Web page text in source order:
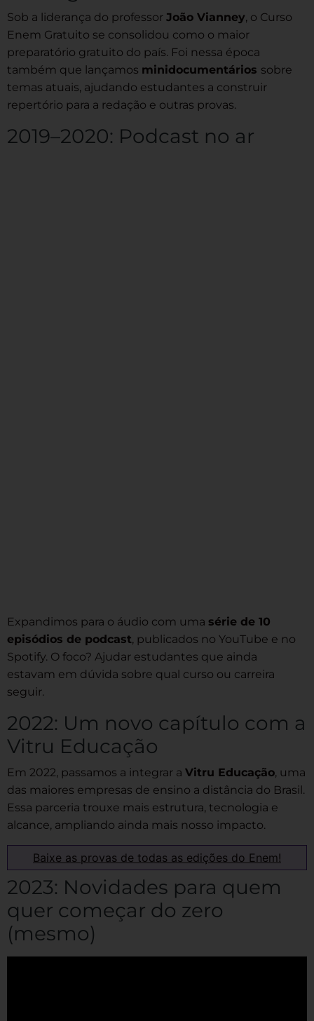
Sob a liderança do professor João Vianney, o Curso
Enem Gratuito se consolidou como o maior
preparatório gratuito do país. Foi nessa época
também que lançamos minidocumentários sobre
temas atuais, ajudando estudantes a construir
repertório para a redação e outras provas.
2019–2020: Podcast no ar
Expandimos para o áudio com uma série de 10
episódios de podcast, publicados no YouTube e no
Spotify. O foco? Ajudar estudantes que ainda
estavam em dúvida sobre qual curso ou carreira
seguir.
2022: Um novo capítulo com a
Vitru Educação
Em 2022, passamos a integrar a Vitru Educação, uma
das maiores empresas de ensino a distância do Brasil.
Essa parceria trouxe mais estrutura, tecnologia e
alcance, ampliando ainda mais nosso impacto.
Baixe as provas de todas as edições do Enem!
2023: Novidades para quem
quer começar do zero
(mesmo)